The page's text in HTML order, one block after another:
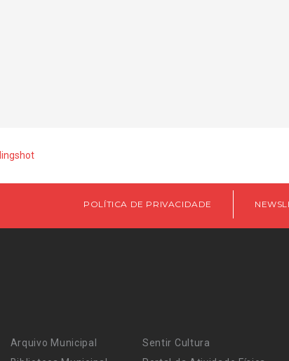
POLÍTICA DE PRIVACIDADE
Arquivo Municipal
Sentir Cultura